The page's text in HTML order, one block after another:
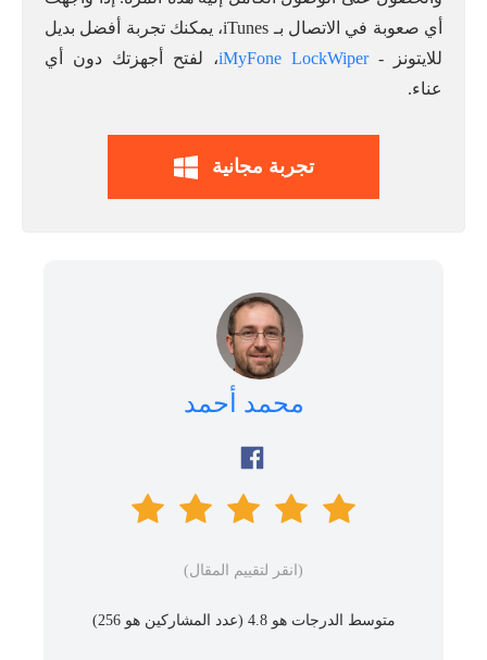
أي صعوبة في الاتصال بـ iTunes، يمكنك تجربة أفضل بديل
للايتونز -iMyFone LockWiper، لفتح أجهزتك دون أي
عناء.
تجربة مجانية
محمد أحمد
(انقر لتقييم المقال)
متوسط ​​الدرجات هو 4.8 (عدد المشاركين هو 256
)